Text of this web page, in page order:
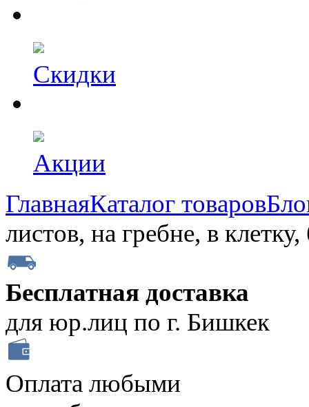
Скидки
Акции
ГлавнаяКаталог товаров
листов, на гребне, в
Бесплатная доставка
для юр.лиц по г. Бишкек
Оплата любыми